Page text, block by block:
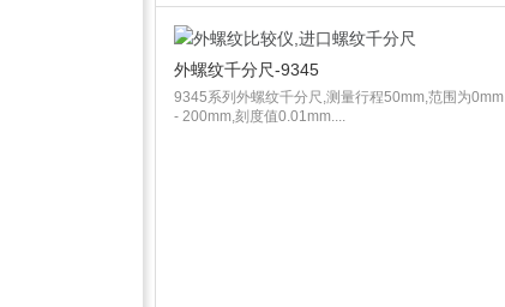
外螺纹千分尺-9345
9345系列外螺纹千分尺,测量行程50mm,范围为0mm
- 200mm,刻度值0.01mm....